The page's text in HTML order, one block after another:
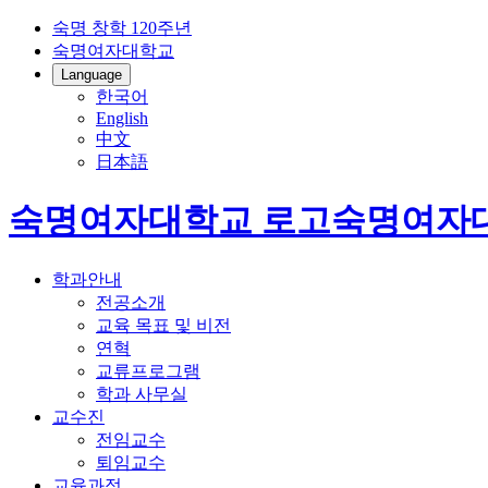
숙명 창학 120주년
숙명여자대학교
Language
한국어
English
中文
日本語
숙명여자대학교 로고숙명여자
학과안내
전공소개
교육 목표 및 비전
연혁
교류프로그램
학과 사무실
교수진
전임교수
퇴임교수